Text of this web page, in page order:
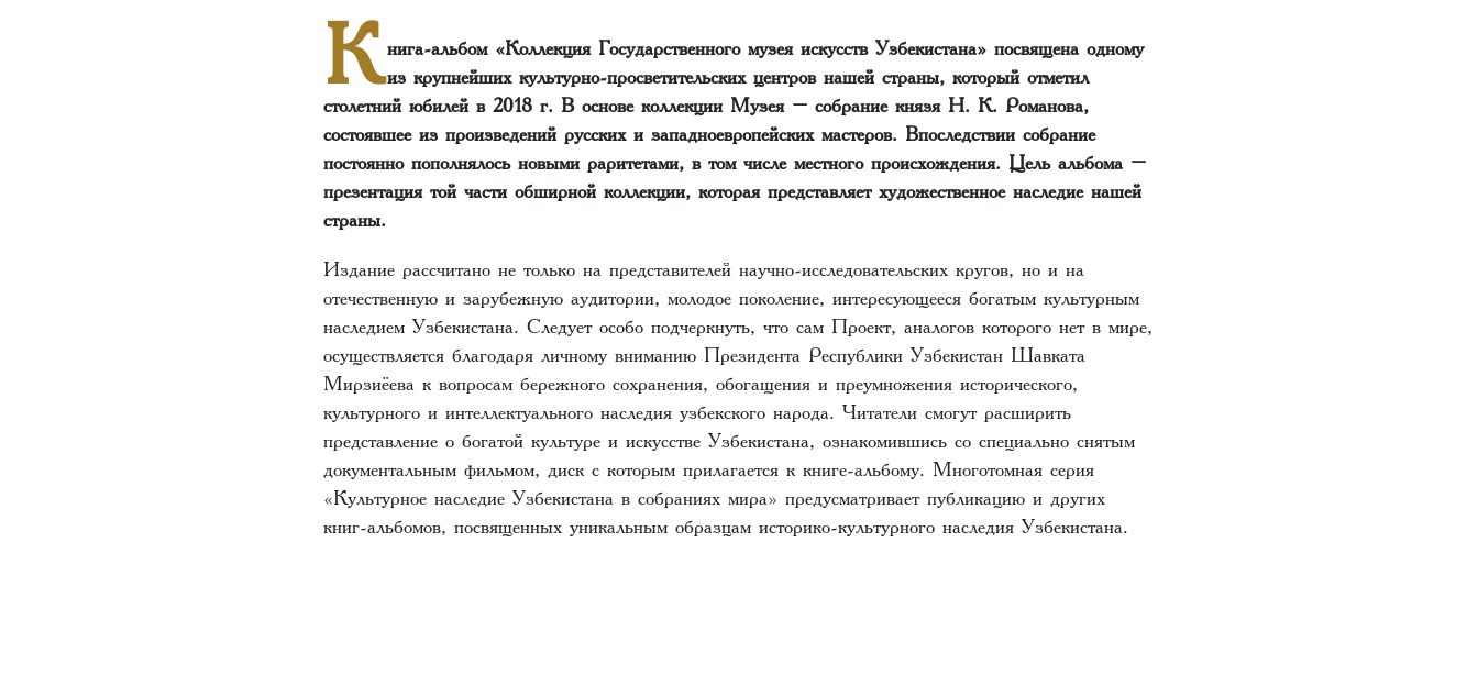
Книга-альбом «Коллекция Государственного музея искусств Узбекистана» посвящена одному
из крупнейших культурно-просветительских центров нашей страны, который отметил
столетний юбилей в 2018 г. В основе коллекции Музея – собрание князя Н. К. Романова,
состоявшее из произведений русских и западноевропейских мастеров. Впоследствии собрание
постоянно пополнялось новыми раритетами, в том числе местного происхождения. Цель альбома –
презентация той части обширной коллекции, которая представляет художественное наследие нашей
страны.
Издание рассчитано не только на представителей научно-исследовательских кругов, но и на
отечественную и зарубежную аудитории, молодое поколение, интересующееся богатым культурным
наследием Узбекистана. Следует особо подчеркнуть, что сам Проект, аналогов которого нет в мире,
осуществляется благодаря личному вниманию Президента Республики Узбекистан Шавката
Мирзиёева к вопросам бережного сохранения, обогащения и преумножения исторического,
культурного и интеллектуального наследия узбекского народа. Читатели смогут расширить
представление о богатой культуре и искусстве Узбекистана, ознакомившись со специально снятым
документальным фильмом, диск с которым прилагается к книге-альбому. Многотомная серия
«Культурное наследие Узбекистана в собраниях мира» предусматривает публикацию и других
книг-альбомов, посвященных уникальным образцам историко-культурного наследия Узбекистана.